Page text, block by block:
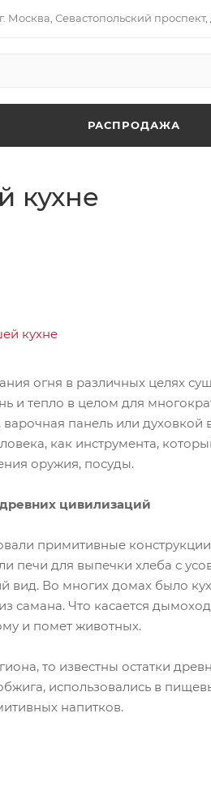
г. Москва, Севастопольский проспект,
РАСПРОДАЖА
кухне
огня в различных целях
и тепло в целом для
панель или
как инструмента,
оружия, посуды.
цивилизаций
примитивные
печи для выпечки хлеба с
вид. Во многих домах было
самана. Что касается
и помет животных.
то известны остатки
использовались в
напитков.